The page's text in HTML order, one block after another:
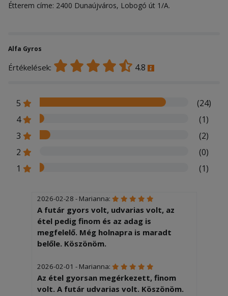
Étterem címe: 2400 Dunaújváros, Lobogó út 1/A.
Alfa Gyros
Értékelések: 4.8
5
(24)
4
(1)
3
(2)
2
(0)
1
(1)
2026-02-28 - Marianna:
A futár gyors volt, udvarias volt, az
étel pedig finom és az adag is
megfelelő. Még holnapra is maradt
belőle. Köszönöm.
2026-02-01 - Marianna:
Az étel gyorsan megérkezett, finom
volt. A futár udvarias volt. Köszönöm.